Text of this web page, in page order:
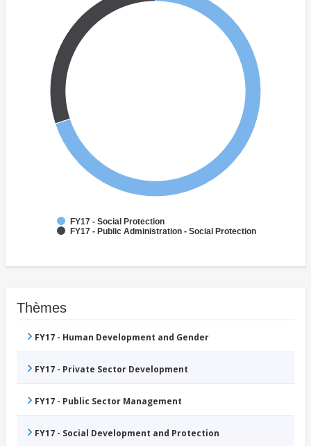
FY17 - Social Protection
FY17 - Public Administration - Social Protection
Thèmes
FY17 - Human Development and Gender
FY17 - Private Sector Development
FY17 - Public Sector Management
FY17 - Social Development and Protection